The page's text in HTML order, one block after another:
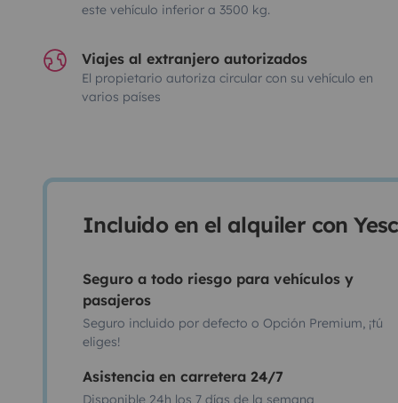
este vehículo inferior a 3500 kg.
Viajes al extranjero autorizados
El propietario autoriza circular con su vehículo en
varios países
Incluido en el alquiler con
Seguro a todo riesgo para vehículos y
pasajeros
Seguro incluido por defecto o Opción Premium, ¡tú
eliges!
Asistencia en carretera 24/7
Disponible 24h los 7 días de la semana